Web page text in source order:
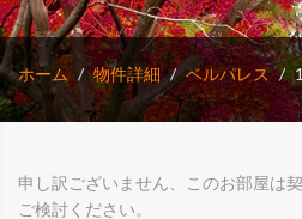
ホーム 物件詳細 ベルパレス
申し訳ございません、このお部屋は
ご検討ください。